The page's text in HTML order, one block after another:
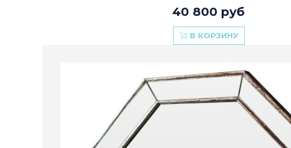
40 800 руб
В КОРЗИНУ